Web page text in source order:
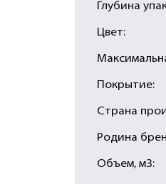
Глубина
Цвет:
Покрытие:
Страна
Родина
Объем, м3: